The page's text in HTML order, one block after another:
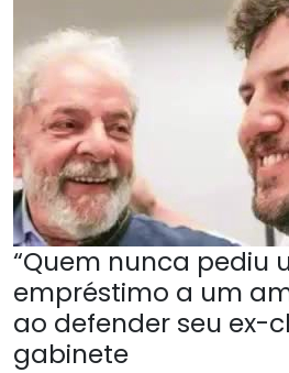
“Quem nunca pediu
empréstimo a um
ao defender seu ex-
gabinete